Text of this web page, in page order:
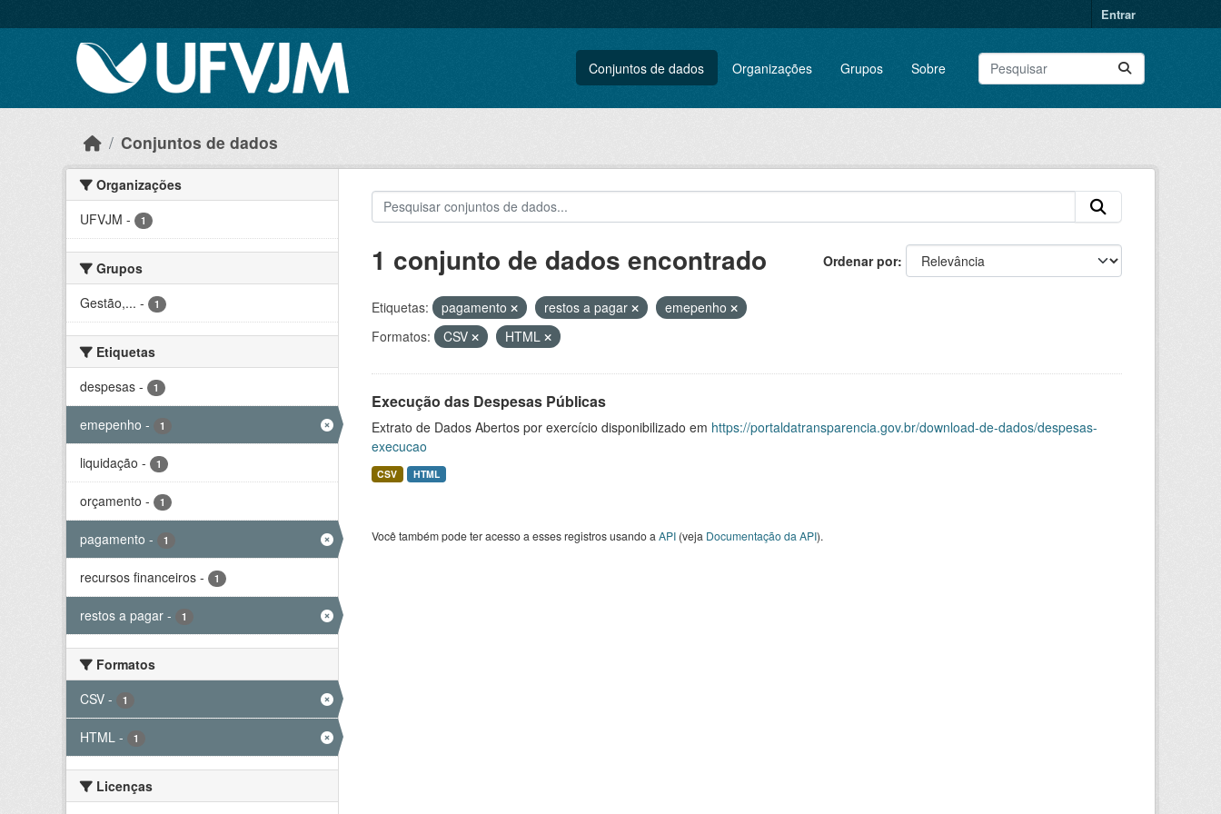
Entrar
Conjuntos de dados Organizações Grupos Sobre
Conjuntos de dados
Organizações
UFVJM - 1
Grupos
Gestão,... - 1
Etiquetas
despesas - 1
emepenho - 1
liquidação - 1
orçamento - 1
pagamento - 1
recursos financeiros - 1
restos a pagar - 1
Formatos
CSV - 1
HTML - 1
Licenças
Ordenar por
1 conjunto de dados encontrado
Etiquetas: pagamento restos a pagar
emepenho
Formatos:
CSV HTML
Execução das Despesas Públicas
Extrato de Dados Abertos por exercício disponibilizado em https://portaldatransparencia.gov.br/download-de-dados/despesas-
execucao
CSV HTML
Você também pode ter acesso a esses registros usando a API(veja Documentação da API).